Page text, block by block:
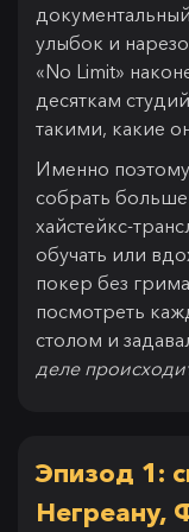
улыбок и
«No Limit»
десяткам
такими, какие
Именно
собрать
хайстейкс-
обучать или
покер без
посмотреть
столом и
деле
Эпизод 1:
Негреану,